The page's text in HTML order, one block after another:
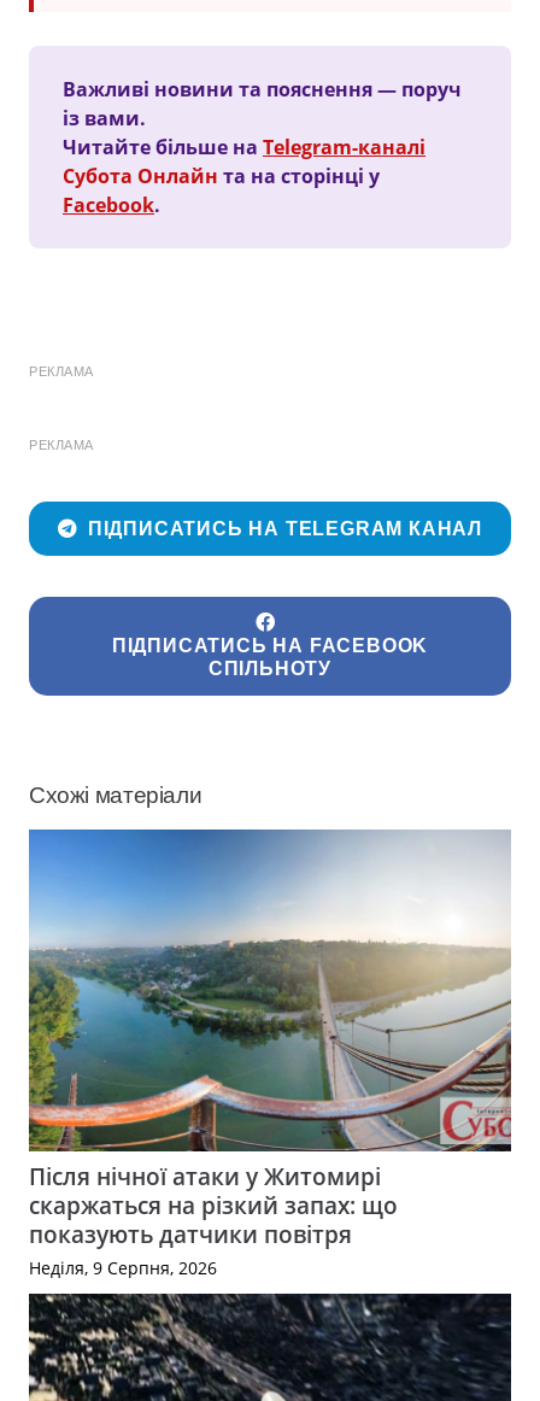
Важливі новини та пояснення — поруч
із вами.
Читайте більше на Telegram-каналі
Субота Онлайн та на сторінці у
Facebook.
РЕКЛАМА
РЕКЛАМА
ПІДПИСАТИСЬ НА TELEGRAM КАНАЛ
ПІДПИСАТИСЬ НА FACEBOOK
СПІЛЬНОТУ
Схожі матеріали
Після нічної атаки у Житомирі
скаржаться на різкий запах: що
показують датчики повітря
Неділя, 9 Серпня, 2026